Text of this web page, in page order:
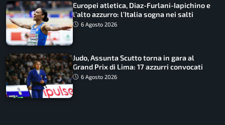
Europei atletica, Diaz-Furlani-Iapichino e
l’alto azzurro: l’Italia sogna nei salti
6 Agosto 2026
Judo, Assunta Scutto torna in gara al
Grand Prix di Lima: 17 azzurri convocati
6 Agosto 2026